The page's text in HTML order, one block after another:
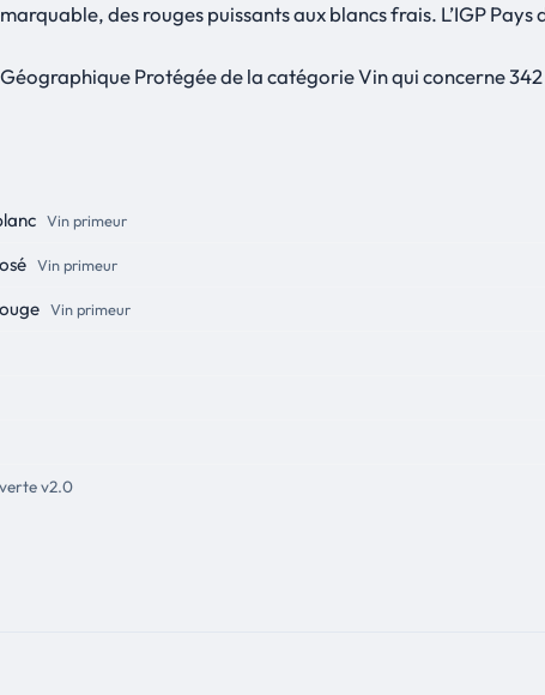
des rouges puissants aux blancs frais. L’IGP Pays
Protégée de la catégorie Vin qui concerne
Vin primeur
Vin primeur
Vin primeur
v2.0